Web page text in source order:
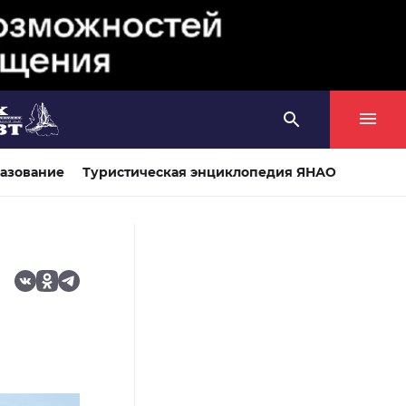
Туристическая энциклопедия ЯНАО